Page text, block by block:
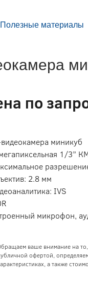
Полезные материалы
по
миникуб
1/3”
2.8 мм
IVS
микрофон,
ваше внимание на
офертой,
а также